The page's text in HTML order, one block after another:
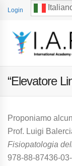
Login
“Elevatore
Proponiamo
Prof. Luigi
Fisiopatologia
978-88-87436-